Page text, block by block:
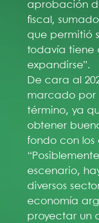
aprobación
fiscal,
que permitió
todavía tiene
expandirse”.
De cara al
marcado por
término, ya
obtener
fondo con los
escenario,
diversos
economía
proyectar un